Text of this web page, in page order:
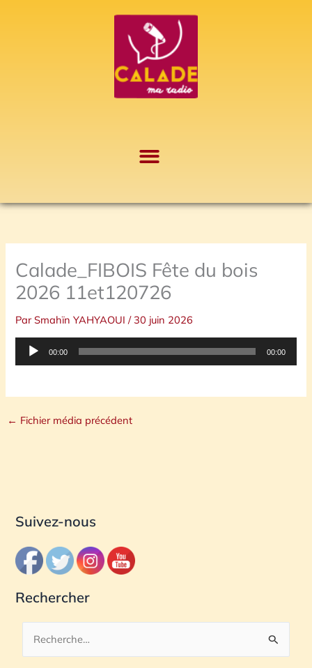
Calade_FIBOIS Fête du bois
2026 11et120726
ParSmahïn YAHYAOUI/ 30 juin 2026
Lecteur
00:00 00:00
← Fichier média précédent
Suivez-nous
Rechercher